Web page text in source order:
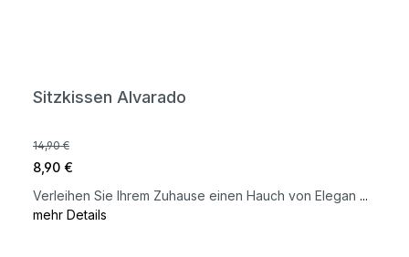
Sitzkissen Alvarado
14,90 €
8,90 €
Verleihen Sie Ihrem Zuhause einen Hauch von Elegan ...
mehr Details